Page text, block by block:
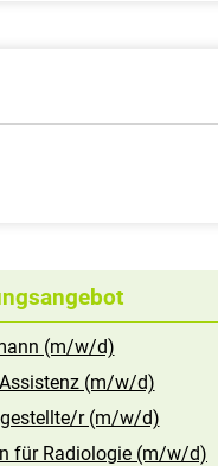
(m/w/d)
(m/w/d)
r (m/w/d)
für Radiologie (m/w/d)